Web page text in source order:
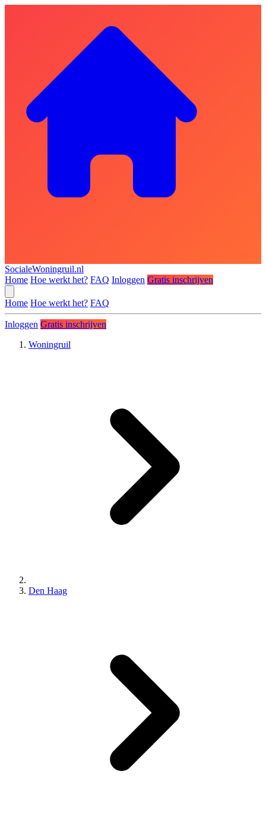
SocialeWoningruil.nl
Home Hoe werkt het? FAQ Inloggen Gratis inschrijven
Home Hoe werkt het? FAQ
Inloggen Gratis inschrijven
Woningruil
Den Haag